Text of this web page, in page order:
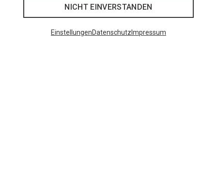
NICHT EINVERSTANDEN
EinstellungenDatenschutz Impressum